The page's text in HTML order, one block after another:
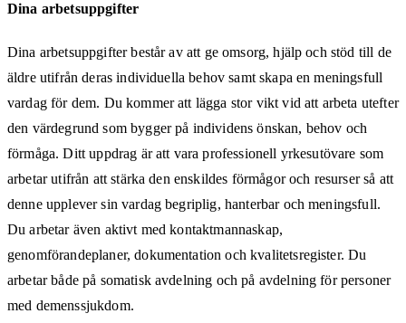
Dina arbetsuppgifter
Dina arbetsuppgifter består av att ge omsorg, hjälp och stöd till de
äldre utifrån deras individuella behov samt skapa en meningsfull
vardag för dem. Du kommer att lägga stor vikt vid att arbeta utefter
den värdegrund som bygger på individens önskan, behov och
förmåga. Ditt uppdrag är att vara professionell yrkesutövare som
arbetar utifrån att stärka den enskildes förmågor och resurser så att
denne upplever sin vardag begriplig, hanterbar och meningsfull.
Du arbetar även aktivt med kontaktmannaskap,
genomförandeplaner, dokumentation och kvalitetsregister. Du
arbetar både på somatisk avdelning och på avdelning för personer
med demenssjukdom.